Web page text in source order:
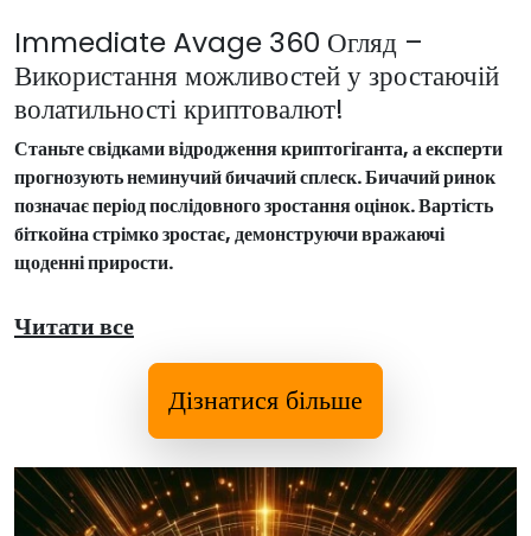
Immediate Avage 360 Огляд –
Використання можливостей у зростаючій
волатильності криптовалют!
Станьте свідками відродження криптогіганта, а експерти
прогнозують неминучий бичачий сплеск. Бичачий ринок
позначає період послідовного зростання оцінок. Вартість
біткойна стрімко зростає, демонструючи вражаючі
щоденні прирости.
Читати все
Дізнатися більше